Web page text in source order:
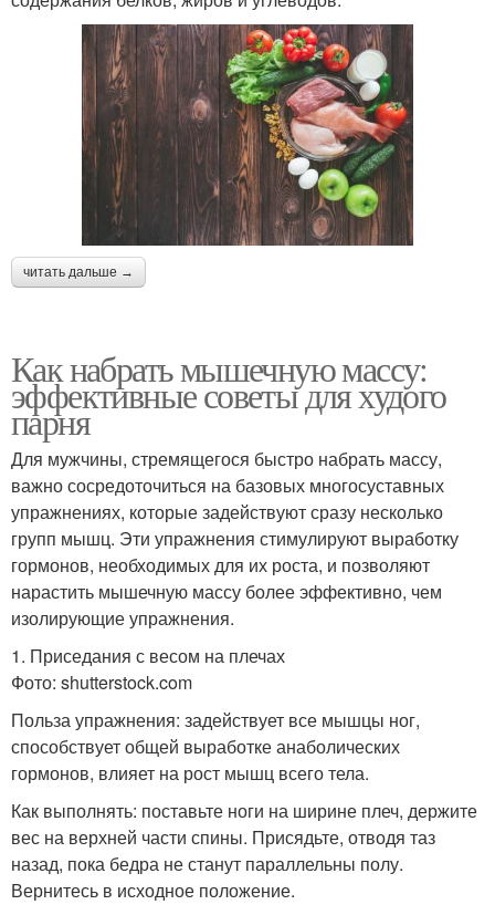
читать дальше →
Как набрать мышечную массу:
эффективные советы для худого
парня
Для мужчины, стремящегося быстро набрать массу,
важно сосредоточиться на базовых многосуставных
упражнениях, которые задействуют сразу несколько
групп мышц. Эти упражнения стимулируют выработку
гормонов, необходимых для их роста, и позволяют
нарастить мышечную массу более эффективно, чем
изолирующие упражнения.
1. Приседания с весом на плечах
Фото: shutterstock.com
Польза упражнения: задействует все мышцы ног,
способствует общей выработке анаболических
гормонов, влияет на рост мышц всего тела.
Как выполнять: поставьте ноги на ширине плеч, держите
вес на верхней части спины. Присядьте, отводя таз
назад, пока бедра не станут параллельны полу.
Вернитесь в исходное положение.